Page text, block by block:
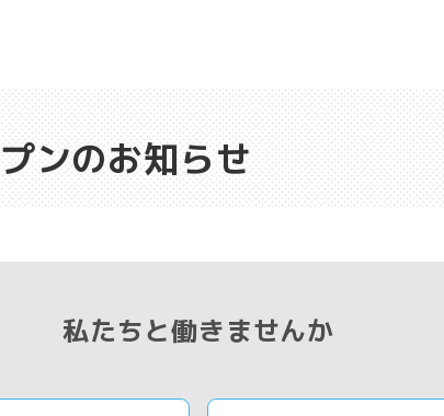
ンのお知らせ
私たちと働きませんか